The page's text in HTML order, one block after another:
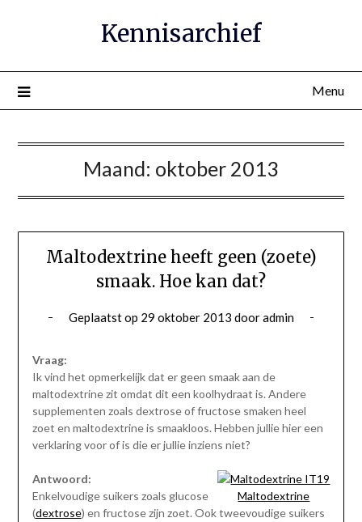
inhoud
Kennisarchief
Menu
Maand: oktober 2013
Maltodextrine heeft geen (zoete)
smaak. Hoe kan dat?
Geplaatst op 29 oktober 2013 dooradmin
Vraag:
Ik vind het opmerkelijk dat er geen smaak aan de
maltodextrine zit omdat dit een koolhydraat is. Andere
supplementen zoals dextrose of fructose smaken heel
zoet en maltodextrine is smaakloos. Hebben jullie hier een
verklaring voor of is die er jullie inziens niet?
Maltodextrine
Antwoord:
Enkelvoudige suikers zoals glucose
(dextrose) en fructose zijn zoet. Ook tweevoudige suikers